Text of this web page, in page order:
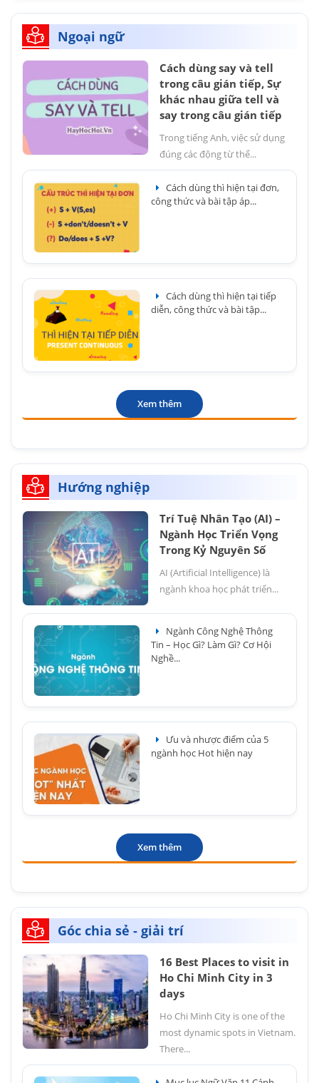
Ngoại ngữ
Cách dùng say và tell
trong câu gián tiếp, Sự
khác nhau giữa tell và
say trong câu gián tiếp
Trong tiếng Anh, việc sử dụng
đúng các động từ thể...
Cách dùng thì hiện tại đơn,
công thức và bài tập áp...
Cách dùng thì hiện tại tiếp
diễn, công thức và bài tập...
Xem thêm
Hướng nghiệp
Trí Tuệ Nhân Tạo (AI) –
Ngành Học Triển Vọng
Trong Kỷ Nguyên Số
AI (Artificial Intelligence) là
ngành khoa học phát triển...
Ngành Công Nghệ Thông
Tin – Học Gì? Làm Gì? Cơ Hội
Nghề...
Ưu và nhược điểm của 5
ngành học Hot hiện nay
Xem thêm
Góc chia sẻ - giải trí
16 Best Places to visit in
Ho Chi Minh City in 3
days
Ho Chi Minh City is one of the
most dynamic spots in Vietnam.
There...